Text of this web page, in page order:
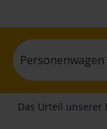
Personenwagen